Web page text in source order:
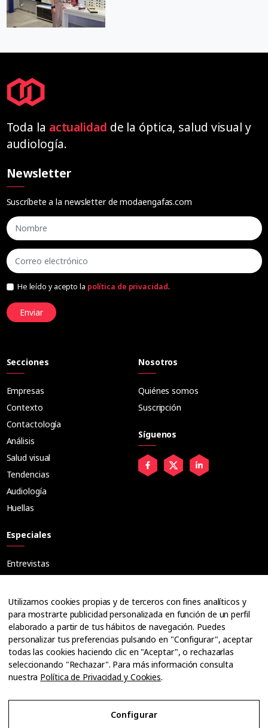
Toda la actualidad de la óptica, salud visual y
audiología.
Newsletter
Suscríbete a la newsletter de modaengafas.com
He leído y acepto la política de privacidad.
Enviar
Secciones
Empresas
Contexto
Contactología
Análisis
Salud visual
Tendencias
Audiología
Huellas
Especiales
Entrevistas
Ópticos
Cuadernos
Guías
Dossier
Anuarios
Ofertas de empleo
Nosotros
Quiénes somos
Suscripción
Síguenos
Utilizamos cookies propias y de terceros con fines analíticos y
para mostrarte publicidad personalizada en función de un perfil
elaborado a partir de tus hábitos de navegación. Puedes
personalizar tus preferencias pulsando en "Configurar", aceptar
todas las cookies haciendo clic en "Aceptar", o rechazarlas
seleccionando "Rechazar". Para más información consulta
nuestra Política de Privacidad y Cookies.
Configurar